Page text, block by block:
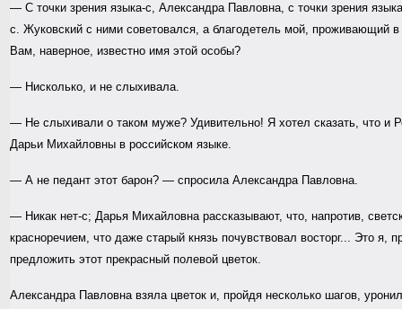
— С точки зрения языка-с, Александра Павловна, с точки зрения
с. Жуковский с ними советовался, а благодетель мой, проживающий
Вам, наверное, известно имя этой особы?
— Нисколько, и не слыхивала.
— Не слыхивали о таком муже? Удивительно! Я хотел сказать, что и
Дарьи Михайловны в российском языке.
— А не педант этот барон? — спросила Александра Павловна.
— Никак нет-с; Дарья Михайловна рассказывают, что, напротив,
красноречием, что даже старый князь почувствовал восторг... Это
предложить этот прекрасный полевой цветок.
Александра Павловна взяла цветок и, пройдя несколько шагов,